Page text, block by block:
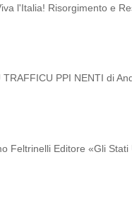
l'Italia! Risorgimento e
PPI NENTI di
Editore «Gli Stati